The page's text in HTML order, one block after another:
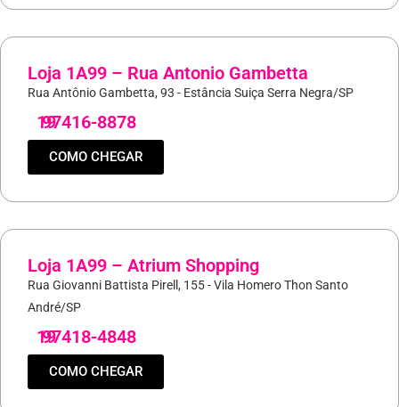
Loja 1A99 – Rua Antonio Gambetta
Rua Antônio Gambetta, 93 - Estância Suiça Serra Negra/SP
19
97416-8878
COMO CHEGAR
Loja 1A99 – Atrium Shopping
Rua Giovanni Battista Pirell, 155 - Vila Homero Thon Santo
André/SP
19
97418-4848
COMO CHEGAR